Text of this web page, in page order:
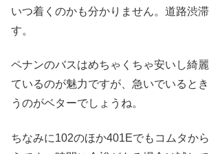
いつ着くのかも分かりません。道路渋
す。
ペナンのバスはめちゃくちゃ安いし綺
ているのが魅力ですが、急いでいると
うのがベターでしょうね。
ちなみに102のほか401Eでもコムタか